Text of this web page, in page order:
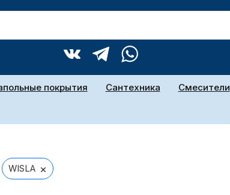
покрытия Сантехника Смесители
WISLA ×